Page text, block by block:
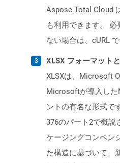
Aspose.Total Cloud
も利用できます。 必
ない場合は、cURL
XLSX フォーマット
XLSXは、Microsoft
Microsoftが導入し
ントの有名な形式で
376のパート2で概説
ケージングコンベン
た構造に基づいて、